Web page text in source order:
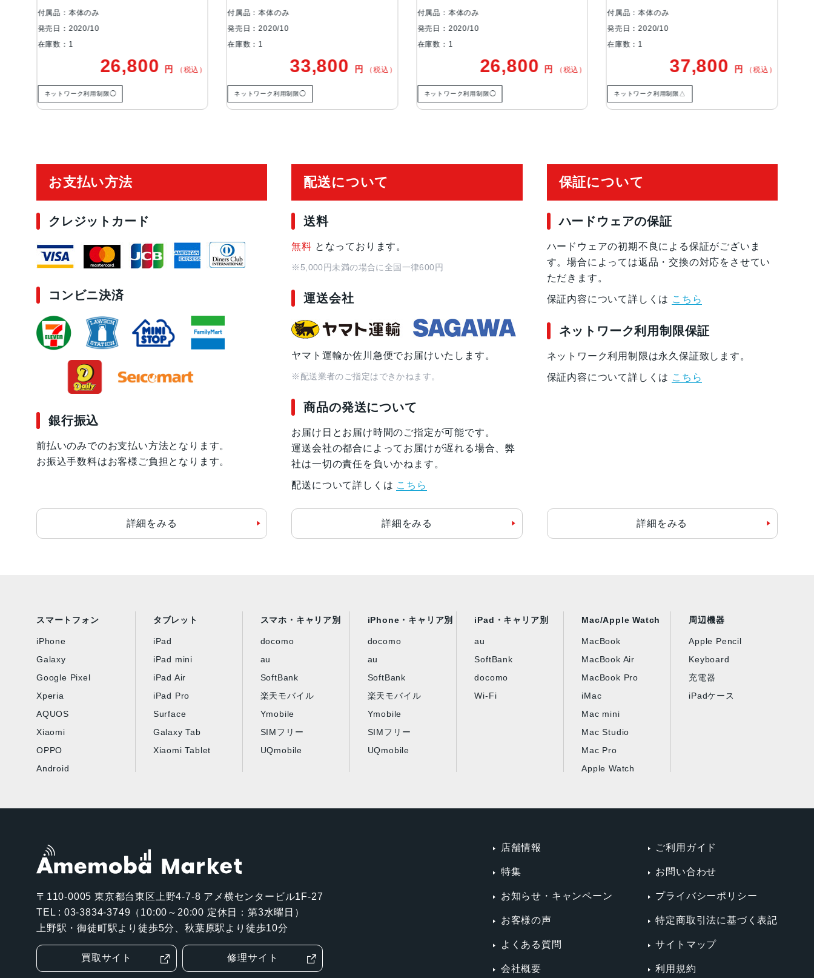
カメラ
Pro 12MPカメラシステム：超広角、広角、望遠カメラ超広角：ƒ/2.4絞り値と120°
視野角広角：ƒ/1.6絞り値望遠：ƒ/2.0絞り値（iPhone 12 Pro）2倍の光学ズームイ
ン、2倍の光学ズームアウト、4倍の光学ズームレンジ（iPhone 12 Pro）最大10倍
のデジタルズーム（iPhone 12 Pro）2.5倍の光学ズームイン、2倍の光学ズームアウ
トLiDARスキャナを活用したナイトモードポートレート
TrueDepthカメラ 12MPカメラƒ/2.2絞り値
2020年10月23日
付属品：本体のみ
発売日：2020/10
在庫数：1
33,800円
ネットワーク利用制限◯
付属品：本体のみ
発売日：2020/10
在庫数：1
26,800円
ネットワーク利用制限◯
付属品：本体のみ
発売日：2020/10
在庫数：1
37,800円
ネットワーク利用制限△
付属品：本体のみ
発売日：2020/10
在庫数：1
41,800円
ネットワーク利用制限◯
お支払い方法
クレジットカード
コンビニ決済
銀行振込
前払いのみでのお支払い方法となります。
お振込手数料はお客様ご負担となります。
詳細をみる
配送について
送料
無料 となっております。
※5,000円未満の場合に全国一律600円
運送会社
ヤマト運輸か佐川急便でお届けいたします。
※配送業者のご指定はできかねます。
商品の発送について
お届け日とお届け時間のご指定が可能です。
運送会社の都合によってお届けが遅れる場合、弊
社は一切の責任を負いかねます。
配送について詳しくは こちら
詳細をみる
保証について
ハードウェアの保証
ハードウェアの初期不良による保証がございま
す。場合によっては返品・交換の対応をさせてい
ただきます。
保証内容について詳しくは こちら
ネットワーク利用制限保証
ネットワーク利用制限は永久保証致します。
保証内容について詳しくは こちら
詳細をみる
スマートフォン
iPhone
Galaxy
Google Pixel
Xperia
AQUOS
Xiaomi
OPPO
Android
タブレット
iPad
iPad mini
iPad Air
iPad Pro
Surface
Galaxy Tab
Xiaomi Tablet
スマホ・キャリア別
docomo
au
SoftBank
楽天モバイル
Ymobile
SIMフリー
UQmobile
iPhone・キャリア別
docomo
au
SoftBank
楽天モバイル
Ymobile
SIMフリー
UQmobile
iPad・キャリア別
au
SoftBank
docomo
Wi-Fi
Mac/Apple Watch
MacBook
MacBook Air
MacBook Pro
iMac
Mac mini
Mac Studio
Mac Pro
Apple Watch
周辺機器
Apple Pencil
Keyboard
充電器
iPadケース
〒110-0005 東京都台東区上野4-7-8 アメ横センタービル1F-27
TEL : 03-3834-3749（10:00～20:00 定休日：第3水曜日）
上野駅・御徒町駅より徒歩5分、秋葉原駅より徒歩10分
買取サイト 修理サイト
店舗情報
特集
お知らせ・キャンペーン
お客様の声
よくある質問
会社概要
ご利用ガイド
お問い合わせ
プライバシーポリシー
特定商取引法に基づく表記
サイトマップ
利用規約